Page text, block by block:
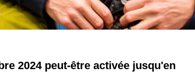
2024 peut-être activée jusqu'en